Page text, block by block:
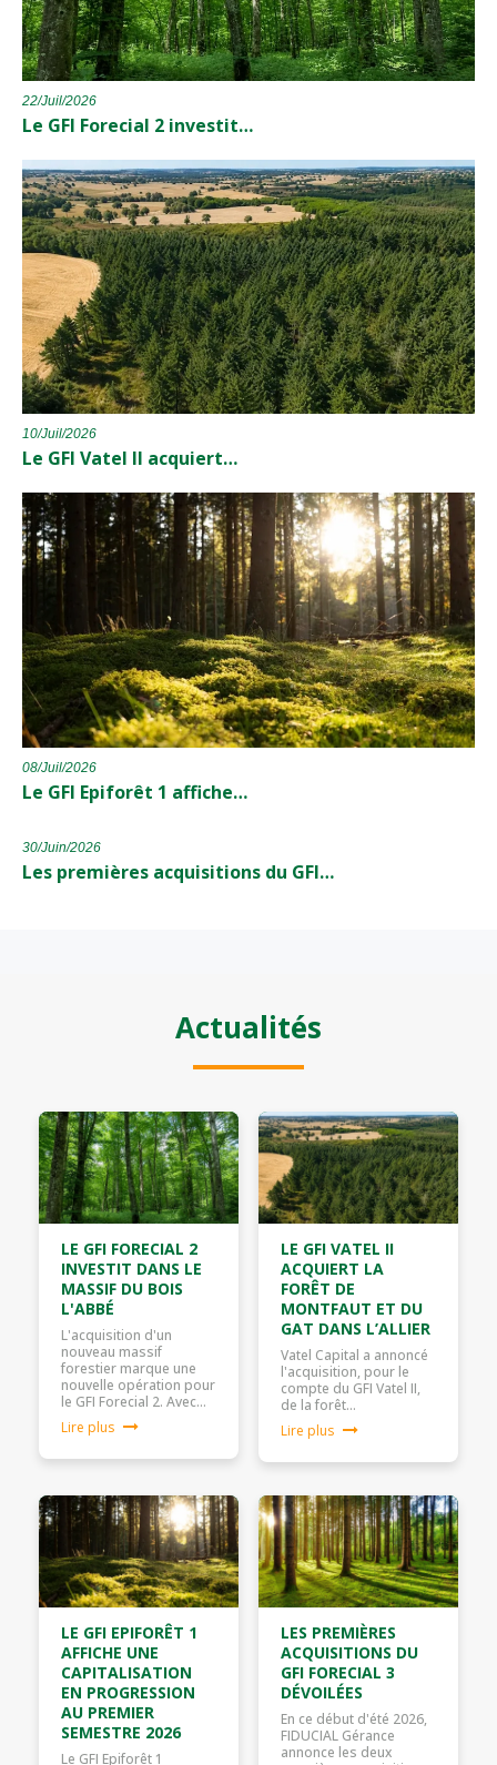
22/Juil/2026
Le GFI Forecial 2 investit…
10/Juil/2026
Le GFI Vatel II acquiert…
08/Juil/2026
Le GFI Epiforêt 1 affiche…
30/Juin/2026
Les premières acquisitions du GFI…
Actualités
LE GFI FORECIAL 2
INVESTIT DANS LE
MASSIF DU BOIS
L'ABBÉ
L'acquisition d'un
nouveau massif
forestier marque une
nouvelle opération pour
le GFI Forecial 2. Avec…
Lire plus
LE GFI VATEL II
ACQUIERT LA
FORÊT DE
MONTFAUT ET DU
GAT DANS L’ALLIER
Vatel Capital a annoncé
l'acquisition, pour le
compte du GFI Vatel II,
de la forêt…
Lire plus
LE GFI EPIFORÊT 1
AFFICHE UNE
CAPITALISATION
EN PROGRESSION
AU PREMIER
SEMESTRE 2026
Le GFI Epiforêt 1
LES PREMIÈRES
ACQUISITIONS DU
GFI FORECIAL 3
DÉVOILÉES
En ce début d'été 2026,
FIDUCIAL Gérance
annonce les deux